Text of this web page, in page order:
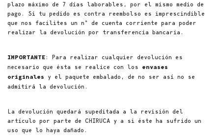
plazo máximo de 7 días laborables, por el mismo medio de
pago. Si tu pedido es contra reembolso es imprescindible
que nos facilites un nº de cuenta corriente para poder
realizar la devolución por transferencia bancaria.
IMPORTANTE : Para realizar cualquier devolución es
necesario que ésta se realice con los
envases
originales
y el paquete embalado, de no ser así no se
admitirá la devolución.
La devolución quedará supeditada a la revisión del
artículo por parte de CHIRUCA y a si éste ha sufrido un
uso que lo haya dañado.